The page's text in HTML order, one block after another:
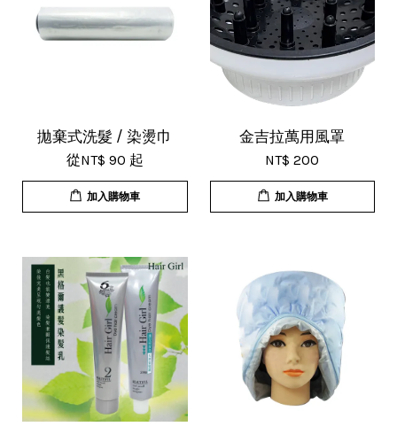
拋棄式洗髮 / 染燙巾
從NT$ 90 起
加入購物車
金吉拉萬用風罩
NT$ 200
加入購物車